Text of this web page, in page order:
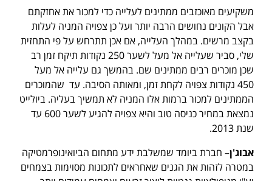
משקיעים מאוכזבים ממתינים לעלייה כדי למכור את אחזקתם
אבל הקונים נחושים הרבה יותר ועל כן צפויה המניה לעלות
בקצב מרשים. במהלך העלייה, אם אכן תתרחש על פי התחזית
שלי, סביר שעלייה אל מעל לשער 250 נקודות תיקח זמן רב
שכן מוכרים רבים ממתינים שם. בהמשך גם עלייה אל מעל
450 נקודות צפויה לקחת זמן, ומאותה הסיבה. עד שהמוכרים
הממתינים למכור ברמות אלו המניה לא תמשיך בעליה. ביולייט
נמצאת במחיר כניסה טוב והיא צפויה להגיע לשער 600 עד
שנת 2013.
אבוג'ן– חברת ביומד שמשלבת ידע מתחום הביואינופרמטיקה
במטרה לזהות את הגנים שאחראים לתכונות מסוימות בצמחים